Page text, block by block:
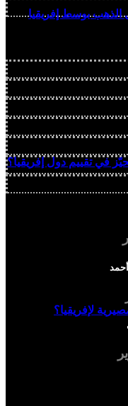
الذهب بوسط إفريقيا
في تقييم دول إفريقيا؟
لإفريقيا؟